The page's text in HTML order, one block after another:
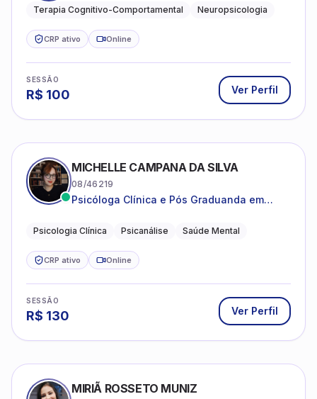
clareza e sentido, com uma terapia
Terapia Cognitivo-Comportamental Neuropsicologia
CRP ativo Online
SESSÃO
R$ 100 Ver Perfil
MICHELLE CAMPANA DA SILVA
08/46219
Psicóloga Clínica e Pós Graduanda em
Psicologia Clínica Psicanálise Saúde Mental
CRP ativo Online
SESSÃO
R$ 130 Ver Perfil
MIRIÃ ROSSETO MUNIZ